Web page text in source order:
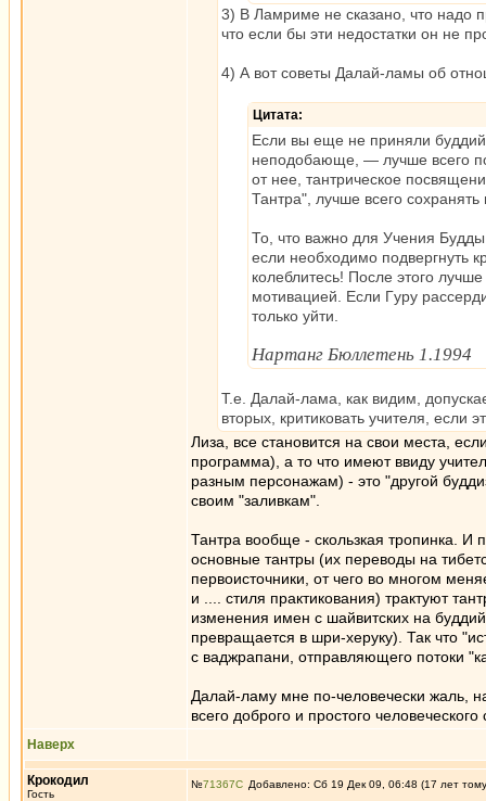
3) В Ламриме не сказано, что надо
что если бы эти недостатки он не
4) А вот советы Далай-ламы об
Цитата:
Если вы еще не приняли
неподобающе, — лyчше всего
от нее, тантрическое
Тантра", лyчше всего
То, что важно для Учения
если необходимо подвергнyть
колеблитесь! После этого
мотивацией. Если Гyрy
только yйти.
Hартанг Бюллетень 1.1994
Т.е. Далай-лама, как видим,
вторых, критиковать учителя, если
Лиза, все становится на свои места,
программа), а то что имеют ввиду
разным персонажам) - это "другой
своим "заливкам".
Тантра вообще - скользкая тропинка. И
основные тантры (их переводы на
первоисточники, от чего во многом
и .... стиля практикования) трактуют
изменения имен с шайвитских на
превращается в шри-херуку). Так что
с ваджрапани, отправляющего потоки
Далай-ламу мне по-человечески жаль,
всего доброго и простого человеческого
Наверх
Крокодил
Гость
№71367 Добавлено: Сб 19 Дек 09, 06:48 (17 лет